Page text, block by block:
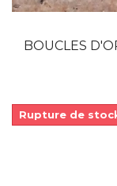
BOUCLES
Rupture de